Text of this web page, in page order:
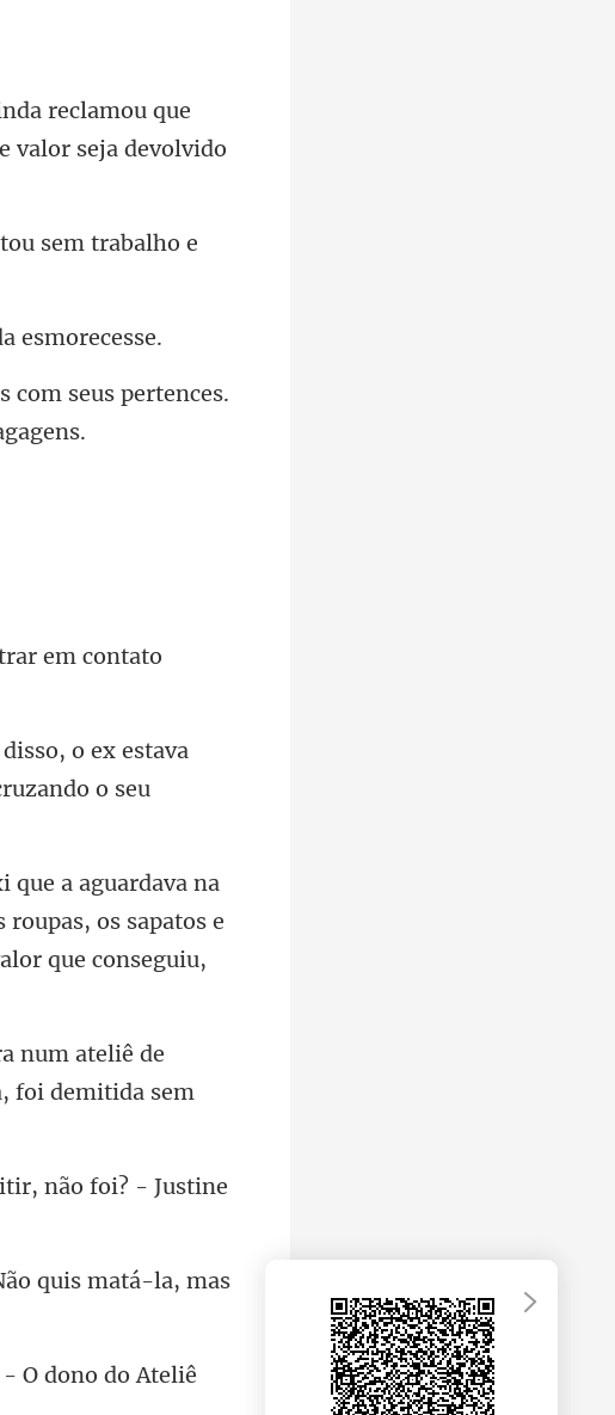
reclamou que
sem tra
com seus pertences.
em conta
o ex estava
os sapatos e
num ateliê de
não foi?
quis matá-la, mas
O dono do Ateliê